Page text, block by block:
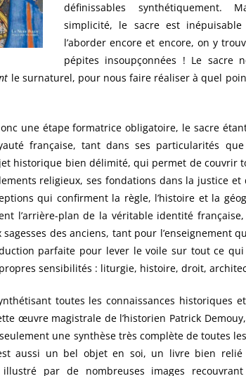
définissables synthétiquement.
simplicité, le sacre est
l’aborder encore et encore, on y
pépites insoupçonnées ! Le sacre
le surnaturel, pour nous faire réaliser à quel
une étape formatrice obligatoire, le sacre
française, tant dans ses particularités
historique bien délimité, qui permet de couvrir
religieux, ses fondations dans la justice et
qui confirment la règle, l’histoire et la
l’arrière-plan de la véritable identité
des anciens, tant pour l’enseignement
parfaite pour lever le voile sur tout ce qui
sensibilités : liturgie, histoire, droit,
toutes les connaissances historiques
œuvre magistrale de l’historien Patrick
une synthèse très complète de toutes
aussi un bel objet en soi, un livre bien
par de nombreuses images